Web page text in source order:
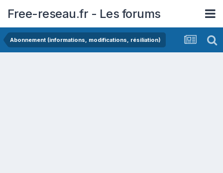
Free-reseau.fr - Les forums
Abonnement (informations, modifications, résiliation)